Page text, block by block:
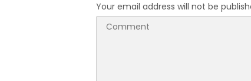
Your email address will not be